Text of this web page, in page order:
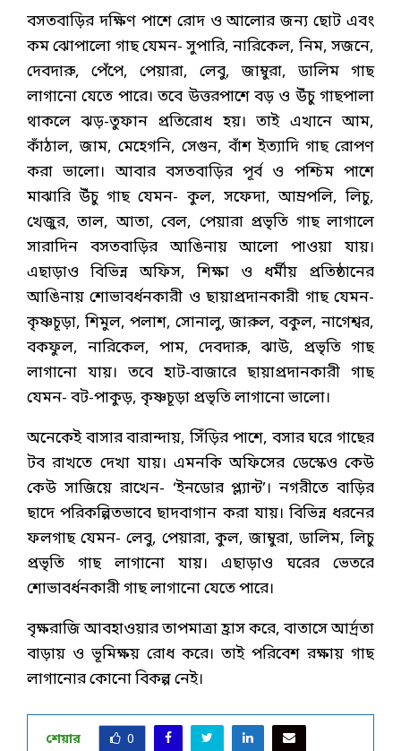
বসতবাড়ির দক্ষিণ পাশে রোদ ও আলোর জন্য ছোট এবং
কম ঝোপালো গাছ যেমন- সুপারি, নারিকেল, নিম, সজনে,
দেবদারু, পেঁপে, পেয়ারা, লেবু, জাম্বুরা, ডালিম গাছ
লাগানো যেতে পারে। তবে উত্তরপাশে বড় ও উঁচু গাছপালা
থাকলে ঝড়-তুফান প্রতিরোধ হয়। তাই এখানে আম,
কাঁঠাল, জাম, মেহেগনি, সেগুন, বাঁশ ইত্যাদি গাছ রোপণ
করা ভালো। আবার বসতবাড়ির পূর্ব ও পশ্চিম পাশে
মাঝারি উঁচু গাছ যেমন- কুল, সফেদা, আম্রপলি, লিচু,
খেজুর, তাল, আতা, বেল, পেয়ারা প্রভৃতি গাছ লাগালে
সারাদিন বসতবাড়ির আঙিনায় আলো পাওয়া যায়।
এছাড়াও বিভিন্ন অফিস, শিক্ষা ও ধর্মীয় প্রতিষ্ঠানের
আঙিনায় শোভাবর্ধনকারী ও ছায়াপ্রদানকারী গাছ যেমন-
কৃষ্ণচূড়া, শিমুল, পলাশ, সোনালু, জারুল, বকুল, নাগেশ্বর,
বকফুল, নারিকেল, পাম, দেবদারু, ঝাউ, প্রভৃতি গাছ
লাগানো যায়। তবে হাট-বাজারে ছায়াপ্রদানকারী গাছ
যেমন- বট-পাকুড়, কৃষ্ণচূড়া প্রভৃতি লাগানো ভালো।
অনেকেই বাসার বারান্দায়, সিঁড়ির পাশে, বসার ঘরে গাছের
টব রাখতে দেখা যায়। এমনকি অফিসের ডেস্কেও কেউ
কেউ সাজিয়ে রাখেন- ‘ইনডোর প্ল্যান্ট’। নগরীতে বাড়ির
ছাদে পরিকল্পিতভাবে ছাদবাগান করা যায়। বিভিন্ন ধরনের
ফলগাছ যেমন- লেবু, পেয়ারা, কুল, জাম্বুরা, ডালিম, লিচু
প্রভৃতি গাছ লাগানো যায়। এছাড়াও ঘরের ভেতরে
শোভাবর্ধনকারী গাছ লাগানো যেতে পারে।
বৃক্ষরাজি আবহাওয়ার তাপমাত্রা হ্রাস করে, বাতাসে আর্দ্রতা
বাড়ায় ও ভূমিক্ষয় রোধ করে। তাই পরিবেশ রক্ষায় গাছ
লাগানোর কোনো বিকল্প নেই।
শেয়ার 0